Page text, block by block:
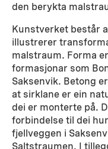
den berykta
Kunstverket består
illustrerer
malstraum. Forma
formasjonar som
Saksenvik. Betong
at sirklane er ein
dei er monterte på.
forbindelse til dei
fjellveggen i
Saltstraumen. I